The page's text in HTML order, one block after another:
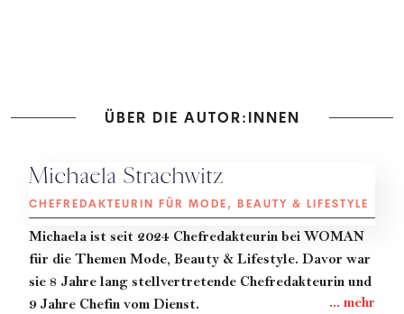
ÜBER DIE AUTOR:INNEN
Michaela Strachwitz
CHEFREDAKTEURIN FÜR MODE, BEAUTY & LIFESTYLE
Michaela ist seit 2024 Chefredakteurin bei WOMAN
für die Themen Mode, Beauty & Lifestyle. Davor war
sie 8 Jahre lang stellvertretende Chefredakteurin und
9 Jahre Chefin vom Dienst.